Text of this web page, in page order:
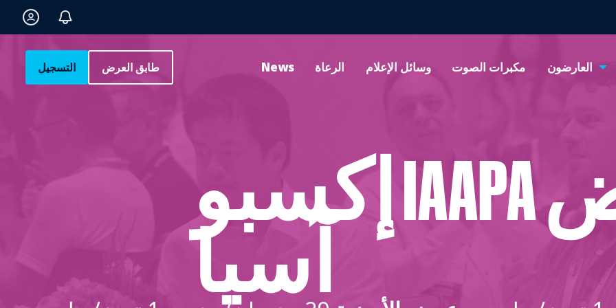
العارضون مكبرات الصوت وسائل الإعلام الرعاة News طابق العرض التسجيل
معرض IAAPA إكسبو
آسيا